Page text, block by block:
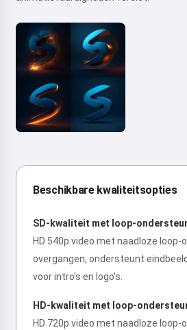
Beschikbare kwaliteitsopties
SD-kwaliteit met loop-
HD 540p video met naadloze loop-
overgangen, ondersteunt
voor intro's en logo's.
HD-kwaliteit met loop-
HD 720p video met naadloze loop-